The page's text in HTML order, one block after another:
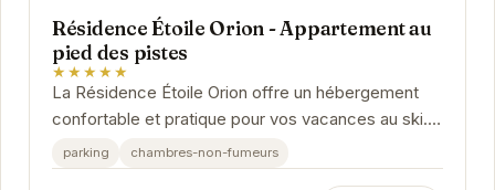
Résidence Étoile Orion - Appartement au
pied des pistes
★★★★★
La Résidence Étoile Orion offre un hébergement
confortable et pratique pour vos vacances au ski.
Situé au pied des pistes, l'appartement permet...
parking chambres-non-fumeurs